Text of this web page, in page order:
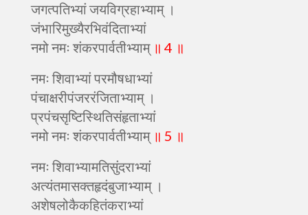
जगत्पतिभ्यां जयविग्रहाभ्याम् ।
जंभारिमुख्यैरभिवंदिताभ्यां
नमो नमः शंकरपार्वतीभ्याम्॥ 4 ॥
नमः शिवाभ्यां परमौषधाभ्यां
पंचाक्षरीपंजररंजिताभ्याम् ।
प्रपंचसृष्टिस्थितिसंहृताभ्यां
नमो नमः शंकरपार्वतीभ्याम् ॥ 5 ॥
नमः शिवाभ्यामतिसुंदराभ्यां
अत्यंतमासक्तहृदंबुजाभ्याम् ।
अशेषलोकैकहितंकराभ्यां